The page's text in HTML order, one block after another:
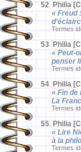
52. Philia
« Freud
Termes
53. Philia
« Peut-
penser
Termes
54. Philia
« Fin de
La
Termes
55. Philia
« Lire
à la
Termes